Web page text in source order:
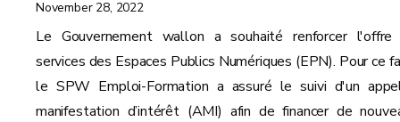
November 28, 2022
Le Gouvernement wallon a souhaité renforcer l'offre
services des Espaces Publics Numériques (EPN). Pour ce
le SPW Emploi-Formation a assuré le suivi d'un
manifestation d’intérêt (AMI) afin de financer de